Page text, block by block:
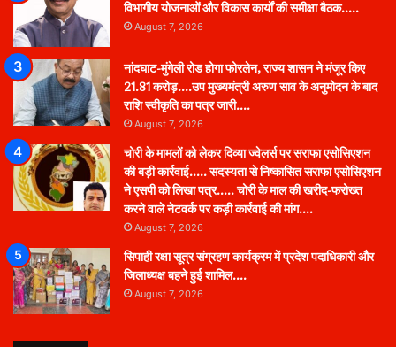
विभागीय योजनाओं और विकास कार्यों की समीक्षा बैठक…..
August 7, 2026
नांदघाट-मुंगेली रोड होगा फोरलेन, राज्य शासन ने मंजूर किए
21.81 करोड़….उप मुख्यमंत्री अरुण साव के अनुमोदन के बाद
राशि स्वीकृति का पत्र जारी….
August 7, 2026
चोरी के मामलों को लेकर दिव्या ज्वेलर्स पर सराफा एसोसिएशन
की बड़ी कार्रवाई….. सदस्यता से निष्कासित सराफा एसोसिएशन
ने एसपी को लिखा पत्र….. चोरी के माल की खरीद-फरोख्त
करने वाले नेटवर्क पर कड़ी कार्रवाई की मांग….
August 7, 2026
सिपाही रक्षा सूत्र संग्रहण कार्यक्रम में प्रदेश पदाधिकारी और
जिलाध्यक्ष बहने हुई शामिल….
August 7, 2026